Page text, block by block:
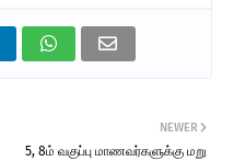
NEWER
5, 8ம் வகுப்பு மாணவர்களுக்கு மறு